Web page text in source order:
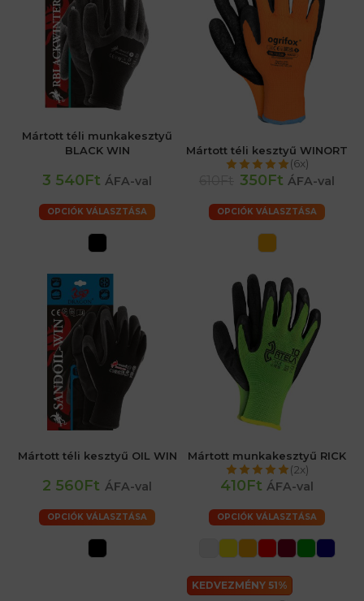
Mártott téli munkakesztyű
BLACK WIN
3 540Ft ÁFA-val
OPCIÓK VÁLASZTÁSA
Mártott téli kesztyű WINORT
(6x)
350Ft ÁFA-val
OPCIÓK VÁLASZTÁSA
Mártott téli kesztyű OIL WIN
2 560Ft ÁFA-val
OPCIÓK VÁLASZTÁSA
Mártott munkakesztyű RICK
(2x)
410Ft ÁFA-val
OPCIÓK VÁLASZTÁSA
KEDVEZMÉNY 51%